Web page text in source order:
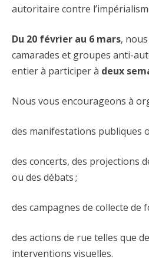
autoritaire contre
Du 20 février au 6 mars,
camarades et groupes anti-
entier à participer à deux
Nous vous encourageons à
des manifestations publiques
des concerts, des projections
ou des débats;
des campagnes de collecte de
des actions de rue telles que
interventions visuelles.